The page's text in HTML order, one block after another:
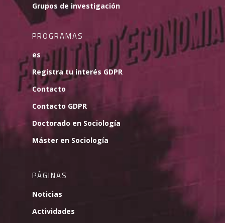
Grupos de investigación
PROGRAMAS
es
Registra tu interés GDPR
Contacto
Contacto GDPR
Doctorado en Sociología
Máster en Sociología
PÁGINAS
Noticias
Actividades